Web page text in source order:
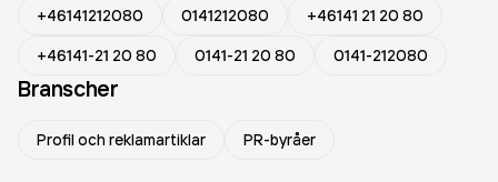
+46141212080 0141212080
+46141 21 20 80
+46141-21 20 80
0141-21 20 80 0141-212080
Branscher
Profil och reklamartiklar PR-byråer